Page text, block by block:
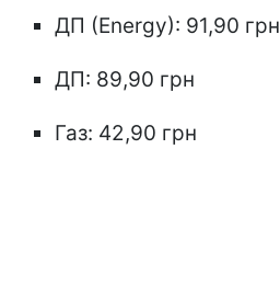
ДП (Energy): 91,90 грн
ДП: 89,90 грн
Газ: 42,90 грн